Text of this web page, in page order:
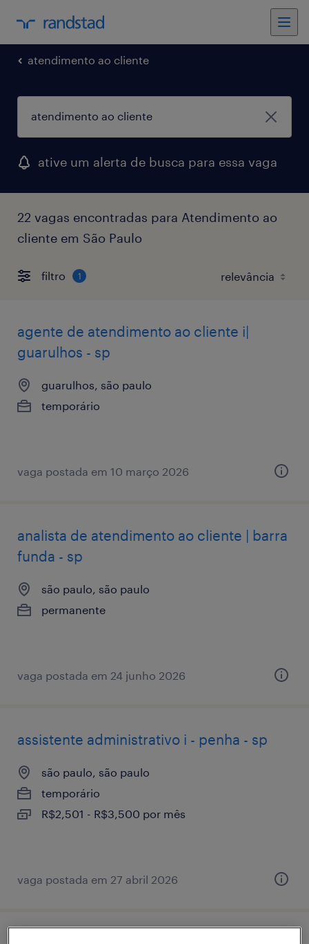
atendimento ao cliente
ative um alerta de busca para essa vaga
22 vagas encontradas para Atendimento ao
cliente em São Paulo
filtro 1
agente de atendimento ao cliente i|
guarulhos - sp
guarulhos, são paulo
temporário
vaga postada em 10 março 2026
analista de atendimento ao cliente | barra
funda - sp
são paulo, são paulo
permanente
vaga postada em 24 junho 2026
assistente administrativo i - penha - sp
são paulo, são paulo
temporário
R$2,501 - R$3,500 por mês
vaga postada em 27 abril 2026